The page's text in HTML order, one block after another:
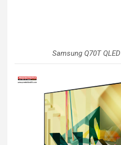
Samsung Q70T